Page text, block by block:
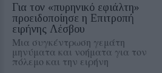
Για τον «πυρηνικό εφιάλτη»
προειδοποίησε η Επιτροπή
ειρήνης Λέσβου
Μια συγκέντρωση γεμάτη
μηνύματα και νοήματα για τον
πόλεμο και την ειρήνη